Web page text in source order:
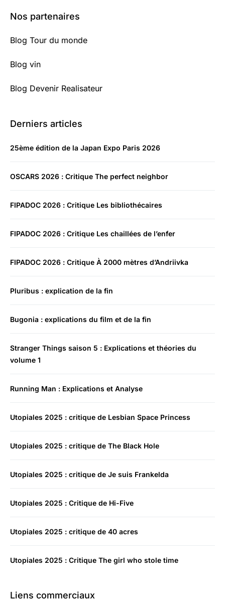
Nos partenaires
Blog Tour du monde
Blog vin
Blog Devenir Realisateur
Derniers articles
25ème édition de la Japan Expo Paris 2026
OSCARS 2026 : Critique The perfect neighbor
FIPADOC 2026 : Critique Les bibliothécaires
FIPADOC 2026 : Critique Les chaillées de l’enfer
FIPADOC 2026 : Critique À 2000 mètres d’Andriivka
Pluribus : explication de la fin
Bugonia : explications du film et de la fin
Stranger Things saison 5 : Explications et théories du
volume 1
Running Man : Explications et Analyse
Utopiales 2025 : critique de Lesbian Space Princess
Utopiales 2025 : critique de The Black Hole
Utopiales 2025 : critique de Je suis Frankelda
Utopiales 2025 : Critique de Hi-Five
Utopiales 2025 : critique de 40 acres
Utopiales 2025 : Critique The girl who stole time
Liens commerciaux